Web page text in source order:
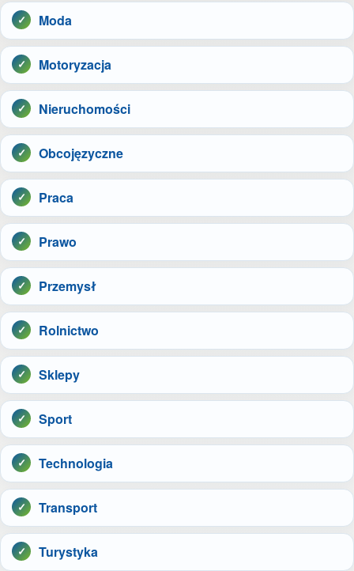
Moda
Motoryzacja
Nieruchomości
Obcojęzyczne
Praca
Prawo
Przemysł
Rolnictwo
Sklepy
Sport
Technologia
Transport
Turystyka